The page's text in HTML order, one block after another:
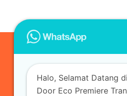
Halo, Selamat Datang
Door Eco Premiere